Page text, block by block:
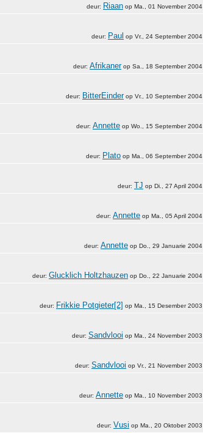
deur: Riaan op Ma., 01 November 2004
deur: Paul op Vr., 24 September 2004
deur: Afrikanerop Sa., 18 September 2004
deur: BitterEinderop Vr., 10 September 2004
deur: Annette op Wo., 15 September 2004
deur: Plato op Ma., 06 September 2004
deur: TJ op Di., 27 April 2004
deur: Annette op Ma., 05 April 2004
deur: Annette op Do., 29 Januarie 2004
deur: Glucklich Holtzhauzen op Do., 22 Januarie 2004
deur: Frikkie Potgieter[2] op Ma., 15 Desember 2003
deur: Sandvlooi op Ma., 24 November 2003
deur: Sandvlooi op Vr., 21 November 2003
deur: Annette op Ma., 10 November 2003
deur: Vusi op Ma., 20 Oktober 2003